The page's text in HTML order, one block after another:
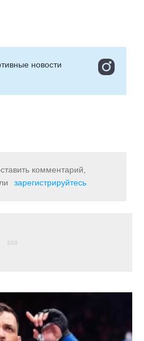
новости
комментарий,
зарегистрируйтесь